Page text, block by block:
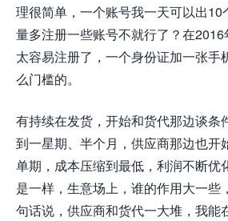
理很简单，一个账号我一天可以出10
量多注册一些账号不就行了？在
太容易注册了，一个身份证加一张手
么门槛的。
有持续在发货，开始和货代那边谈条
到一星期、半个月，供应商那边也开
单期，成本压缩到最低，利润不断优
是一样，生意场上，谁的作用大一些
句话说，供应商和货代一大堆，我能